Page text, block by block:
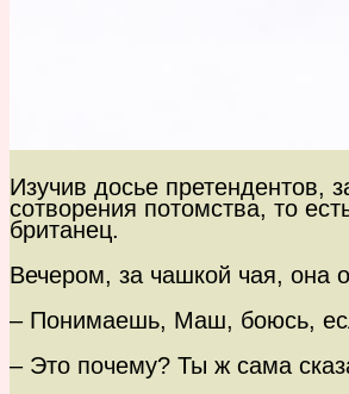
Изучив досье претендентов,
сотворения потомства, то
британец.
Вечером, за чашкой чая, она
– Понимаешь, Маш, боюсь,
– Это почему? Ты ж сама